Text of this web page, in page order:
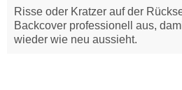
Risse oder Kratzer auf der
Backcover professionell aus,
wieder wie neu aussieht.